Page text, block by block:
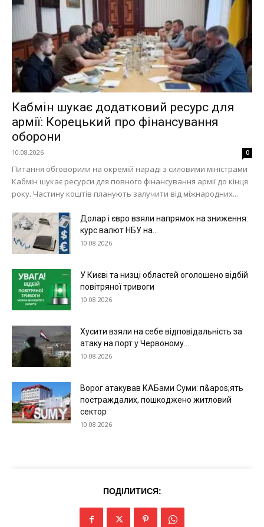
Меню
Київ
Україна
Політика
Світ
Технології
Війна
Кабмін шукає додатковий ресурс для
армії: Корецький про фінансування
оборони
10.08.2026 0
Питання обговорили на окремій нараді з силовими міністрами
Кабмін шукає ресурси для повного фінансування армії до кінця
року. Частину коштів планують залучити від міжнародних...
Долар і євро взяли напрямок на зниження:
курс валют НБУ на...
10.08.2026
У Києві та низці областей оголошено відбій
повітряної тривоги
10.08.2026
Хусити взяли на себе відповідальність за
атаку на порт у Червоному...
10.08.2026
Ворог атакував КАБами Суми: п&apos;ять
постраждалих, пошкоджено житловий
сектор
10.08.2026
ПОДІЛИТИСЯ: